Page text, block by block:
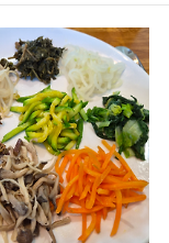
에 마음에 들었던
니다.노병 마음에
라도 안 갔다가는
안 될지도 몰라
니다 ㅎㅎㅎ 이 날
화덕생선구이 강
시 강문동 세인트
로 앞쪽 솔향먹거
습니다.작년에 주원
함께 들렸던 다